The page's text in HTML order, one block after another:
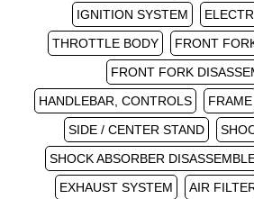
IGNITION SYSTEM
THROTTLE BODY
FRONT
FRONT FORK
HANDLEBAR, CONTROLS
FRAME
SIDE / CENTER STAND
SHOCK ABSORBER
EXHAUST SYSTEM
AIR